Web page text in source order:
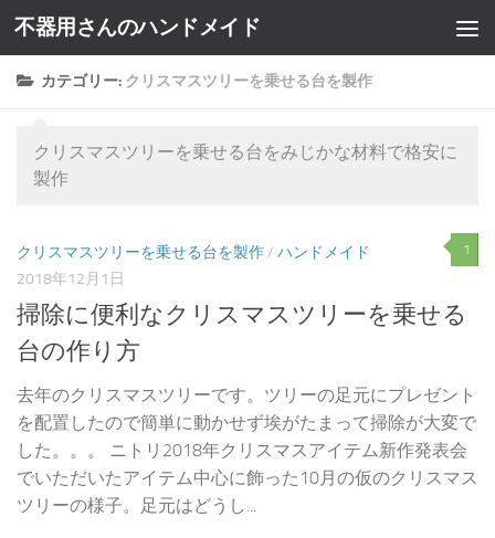
不器用さんのハンドメイド
カテゴリー: クリスマスツリーを乗せる台を製作
クリスマスツリーを乗せる台をみじかな材料で格安に
製作
1
クリスマスツリーを乗せる台を製作/ ハンドメイド
2018年12月1日
掃除に便利なクリスマスツリーを乗せる
台の作り方
去年のクリスマスツリーです。ツリーの足元にプレゼント
を配置したので簡単に動かせず埃がたまって掃除が大変で
した。。。 ニトリ2018年クリスマスアイテム新作発表会
でいただいたアイテム中心に飾った10月の仮のクリスマス
ツリーの様子。足元はどうし...